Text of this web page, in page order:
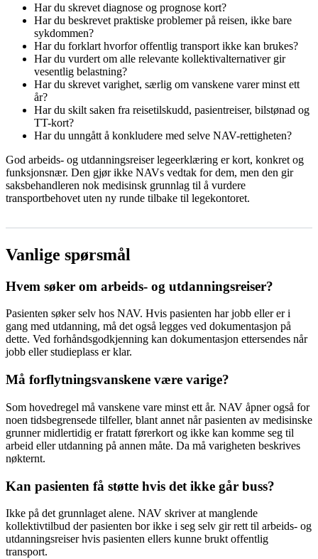
Har du skrevet diagnose og prognose kort?
Har du beskrevet praktiske problemer på reisen, ikke bare
sykdommen?
Har du forklart hvorfor offentlig transport ikke kan brukes?
Har du vurdert om alle relevante kollektivalternativer gir
vesentlig belastning?
Har du skrevet varighet, særlig om vanskene varer minst ett
år?
Har du skilt saken fra reisetilskudd, pasientreiser, bilstønad og
TT-kort?
Har du unngått å konkludere med selve NAV-rettigheten?
God arbeids- og utdanningsreiser legeerklæring er kort, konkret og
funksjonsnær. Den gjør ikke NAVs vedtak for dem, men den gir
saksbehandleren nok medisinsk grunnlag til å vurdere
transportbehovet uten ny runde tilbake til legekontoret.
Vanlige spørsmål
Hvem søker om arbeids- og utdanningsreiser?
Pasienten søker selv hos NAV. Hvis pasienten har jobb eller er i
gang med utdanning, må det også legges ved dokumentasjon på
dette. Ved forhåndsgodkjenning kan dokumentasjon ettersendes når
jobb eller studieplass er klar.
Må forflytningsvanskene være varige?
Som hovedregel må vanskene vare minst ett år. NAV åpner også for
noen tidsbegrensede tilfeller, blant annet når pasienten av medisinske
grunner midlertidig er fratatt førerkort og ikke kan komme seg til
arbeid eller utdanning på annen måte. Da må varigheten beskrives
nøkternt.
Kan pasienten få støtte hvis det ikke går buss?
Ikke på det grunnlaget alene. NAV skriver at manglende
kollektivtilbud der pasienten bor ikke i seg selv gir rett til arbeids- og
utdanningsreiser hvis pasienten ellers kunne brukt offentlig
transport.